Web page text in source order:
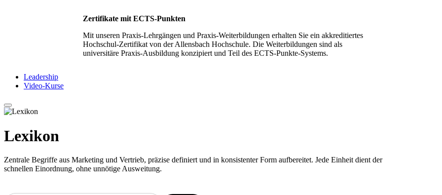
Zertifikate mit ECTS-Punkten
Mit unseren Praxis-Lehrgängen und Praxis-Weiterbildungen erhalten Sie ein akkreditiertes
Hochschul-Zertifikat von der Allensbach Hochschule. Die Weiterbildungen sind als
universitäre Praxis-Ausbildung konzipiert und Teil des ECTS-Punkte-Systems.
Leadership
Video-Kurse
Lexikon
Zentrale Begriffe aus Marketing und Vertrieb, präzise definiert und in konsistenter Form aufbereitet. Jede Einheit dient der
schnellen Einordnung, ohne unnötige Ausweitung.